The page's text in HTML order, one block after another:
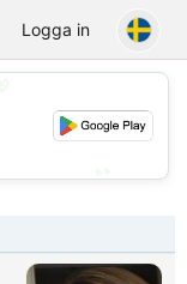
Logga in